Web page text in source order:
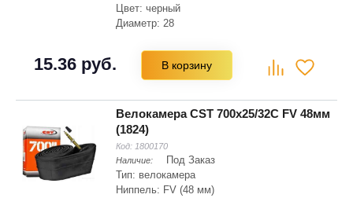
Цвет: черный
Диаметр: 28
Вес: 241 г
Диаметр: 622 мм
15.36 руб. В корзину
Велокамера CST 700x25/32C FV 48мм
(1824)
Код: 1800170
Наличие:
Под Заказ
Тип: велокамера
Ниппель: FV (48 мм)